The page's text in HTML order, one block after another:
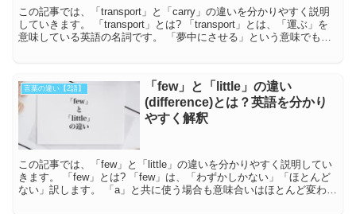
この記事では、「transport」と「carry」の違いを分かりやすく説明
していきます。 「transport」とは? 「transport」とは、「運ぶ」を
意味している英語の名詞です。 「夢中にさせる」という意味でも使
言葉の違い【2語】
「few」と「little」の違い
(difference)とは？英語を分かり
やすく解釈
この記事では、「few」と「little」の違いを分かりやすく説明してい
きます。 「few」とは? 「few」は、「わずかしかない」「ほとんど
ない」訳します。 「a」と共に使う場合も意味合いはほとんど変わり